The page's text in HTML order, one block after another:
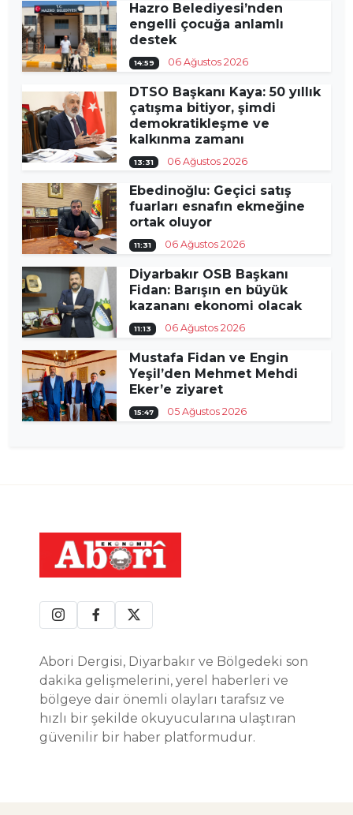
Hazro Belediyesi’nden
engelli çocuğa anlamlı
destek
14:59 06 Ağustos 2026
DTSO Başkanı Kaya: 50 yıllık
çatışma bitiyor, şimdi
demokratikleşme ve
kalkınma zamanı
13:31 06 Ağustos 2026
Ebedinoğlu: Geçici satış
fuarları esnafın ekmeğine
ortak oluyor
11:31 06 Ağustos 2026
Diyarbakır OSB Başkanı
Fidan: Barışın en büyük
kazananı ekonomi olacak
11:13 06 Ağustos 2026
Mustafa Fidan ve Engin
Yeşil’den Mehmet Mehdi
Eker’e ziyaret
15:47 05 Ağustos 2026
Abori Dergisi, Diyarbakır ve Bölgedeki son
dakika gelişmelerini, yerel haberleri ve
bölgeye dair önemli olayları tarafsız ve
hızlı bir şekilde okuyucularına ulaştıran
güvenilir bir haber platformudur.